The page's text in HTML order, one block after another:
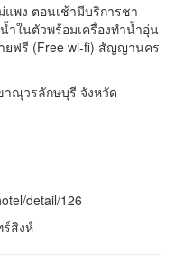
แพง ตอนเช้ามีบริการชา
ำในตัวพร้อมเครื่องทำน้ำอุ่น
ยฟรี (Free wi-fi) สัญญานคร
ณุวรลักษบุรี จังหวัด
detail/126
สิงห์